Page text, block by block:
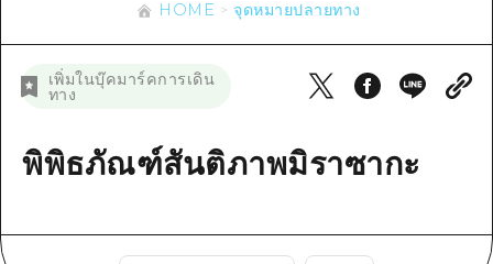
สถานบันเทิงยามค่ำคืน
มาตรฐาน
การรักษา
บริเวณรอบๆ มิยาจิมะ
เกโฮคุ
จังหวัดเอฮิเมะ
เข้าถึงเข้าถึง
สรุปการจราจรรอง
ตั๋วเที่ยวคุ้มค่าตั๋วเที่ยวคุ้มค่า
ข่าว
HOME จุดหมายปลายทาง
เพิ่มในบุ๊คมาร์คการเดิน
ทาง
พิพิธภัณฑ์สันติภาพมิราซากะ